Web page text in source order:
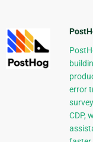
error
CDP,